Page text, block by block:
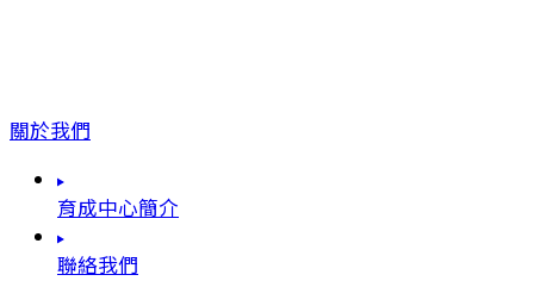
關於我們
育成中心簡介
聯絡我們